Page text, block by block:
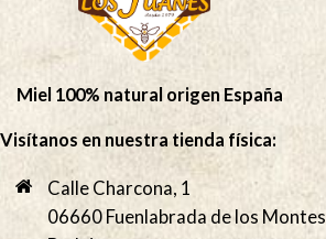
Miel 100% natural origen España
Visítanos en nuestra tienda física:
Calle Charcona, 1
06660 Fuenlabrada de los Montes